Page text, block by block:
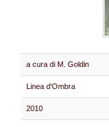
a cura di M. Goldin
Linea d'Ombra
2010